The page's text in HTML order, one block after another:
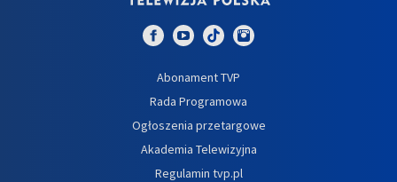
Abonament TVP
Rada Programowa
Ogłoszenia przetargowe
Akademia Telewizyjna
Regulamin tvp.pl